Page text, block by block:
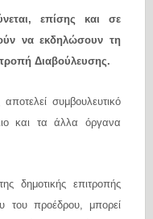
επίσης και σε
να εκδηλώσουν τη
Διαβούλευσης.
συμβουλευτικό
και τα άλλα όργανα
δημοτικής επιτροπής
του προέδρου, μπορεί